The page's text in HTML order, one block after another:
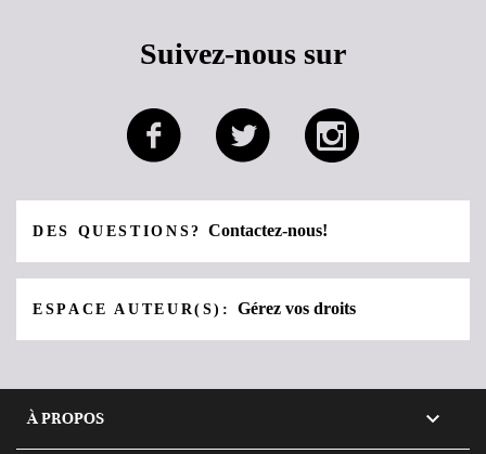
Suivez-nous sur
DES QUESTIONS?Contactez-nous!
ESPACE AUTEUR(S):Gérez vos droits
À PROPOS 